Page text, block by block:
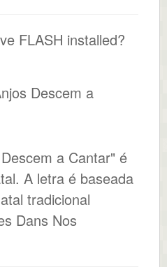
FLASH installed?
Descem a
a Cantar" é
A letra é baseada
tradicional
Dans Nos